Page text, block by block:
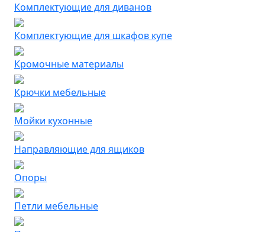
Комплектующие для диванов
Комплектующие для шкафов купе
Кромочные материалы
Крючки мебельные
Мойки кухонные
Направляющие для ящиков
Опоры
Петли мебельные